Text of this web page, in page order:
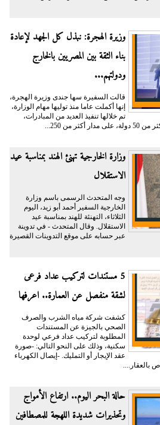
وزيرة الهجرة: نبذل كل الجهد لإعادة
بناء الثقة بين المصريين بالخارج
ودولتهم...
قالت السفيرة سها جندى وزيرة الهجرة،
إنها أكملت عاما منذ توليها مهام الوزارة،
تم خلالها تنفيذ العديد من المبادرات،
من 250...
وزارة الخارجية تهنئ الهند بمناسبة عيد
الاستقلال
وجه المتحدث الرسمى باسم وزارة
الخارجية السفير أحمد أبو زيد، اليوم
الثلاثاء، التهنئة للهند بمناسبة عيد
الاستقلال. وقال المتحدث - في تدوينة
عبر حسابه على موقع التدوينات القصيرة
5 مستندات لتركيب عداد فرعى
لشقة منفصل عن العمارة.. اعرفها
كشفت شركة مياه الشرب والصرف
الصحي بالجيزة عن المستندات
المطلوبة لتركيب عداد فرعي لوحدة
سكنية، وذلك على النحو التالي: -صورة
عقد الإيجار أو التمليك. -إيصال الكهرباء
بالعقار....
حالة البحر اليوم.. ارتفاع الأمواج
وتحذيرات شديدة اللهجة للمصطافين